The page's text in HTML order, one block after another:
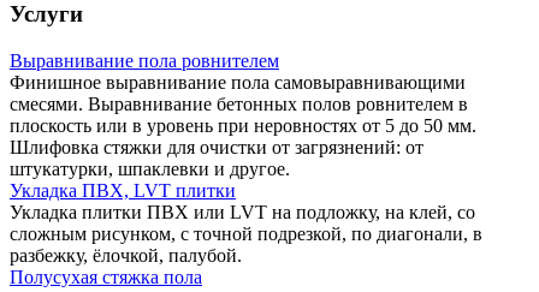
Услуги
Выравнивание пола ровнителем
Финишное выравнивание пола самовыравнивающими
смесями. Выравнивание бетонных полов ровнителем в
плоскость или в уровень при неровностях от 5 до 50 мм.
Шлифовка стяжки для очистки от загрязнений: от
штукатурки, шпаклевки и другое.
Укладка ПВХ, LVT плитки
Укладка плитки ПВХ или LVT на подложку, на клей, со
сложным рисунком, с точной подрезкой, по диагонали, в
разбежку, ёлочкой, палубой.
Полусухая стяжка пола